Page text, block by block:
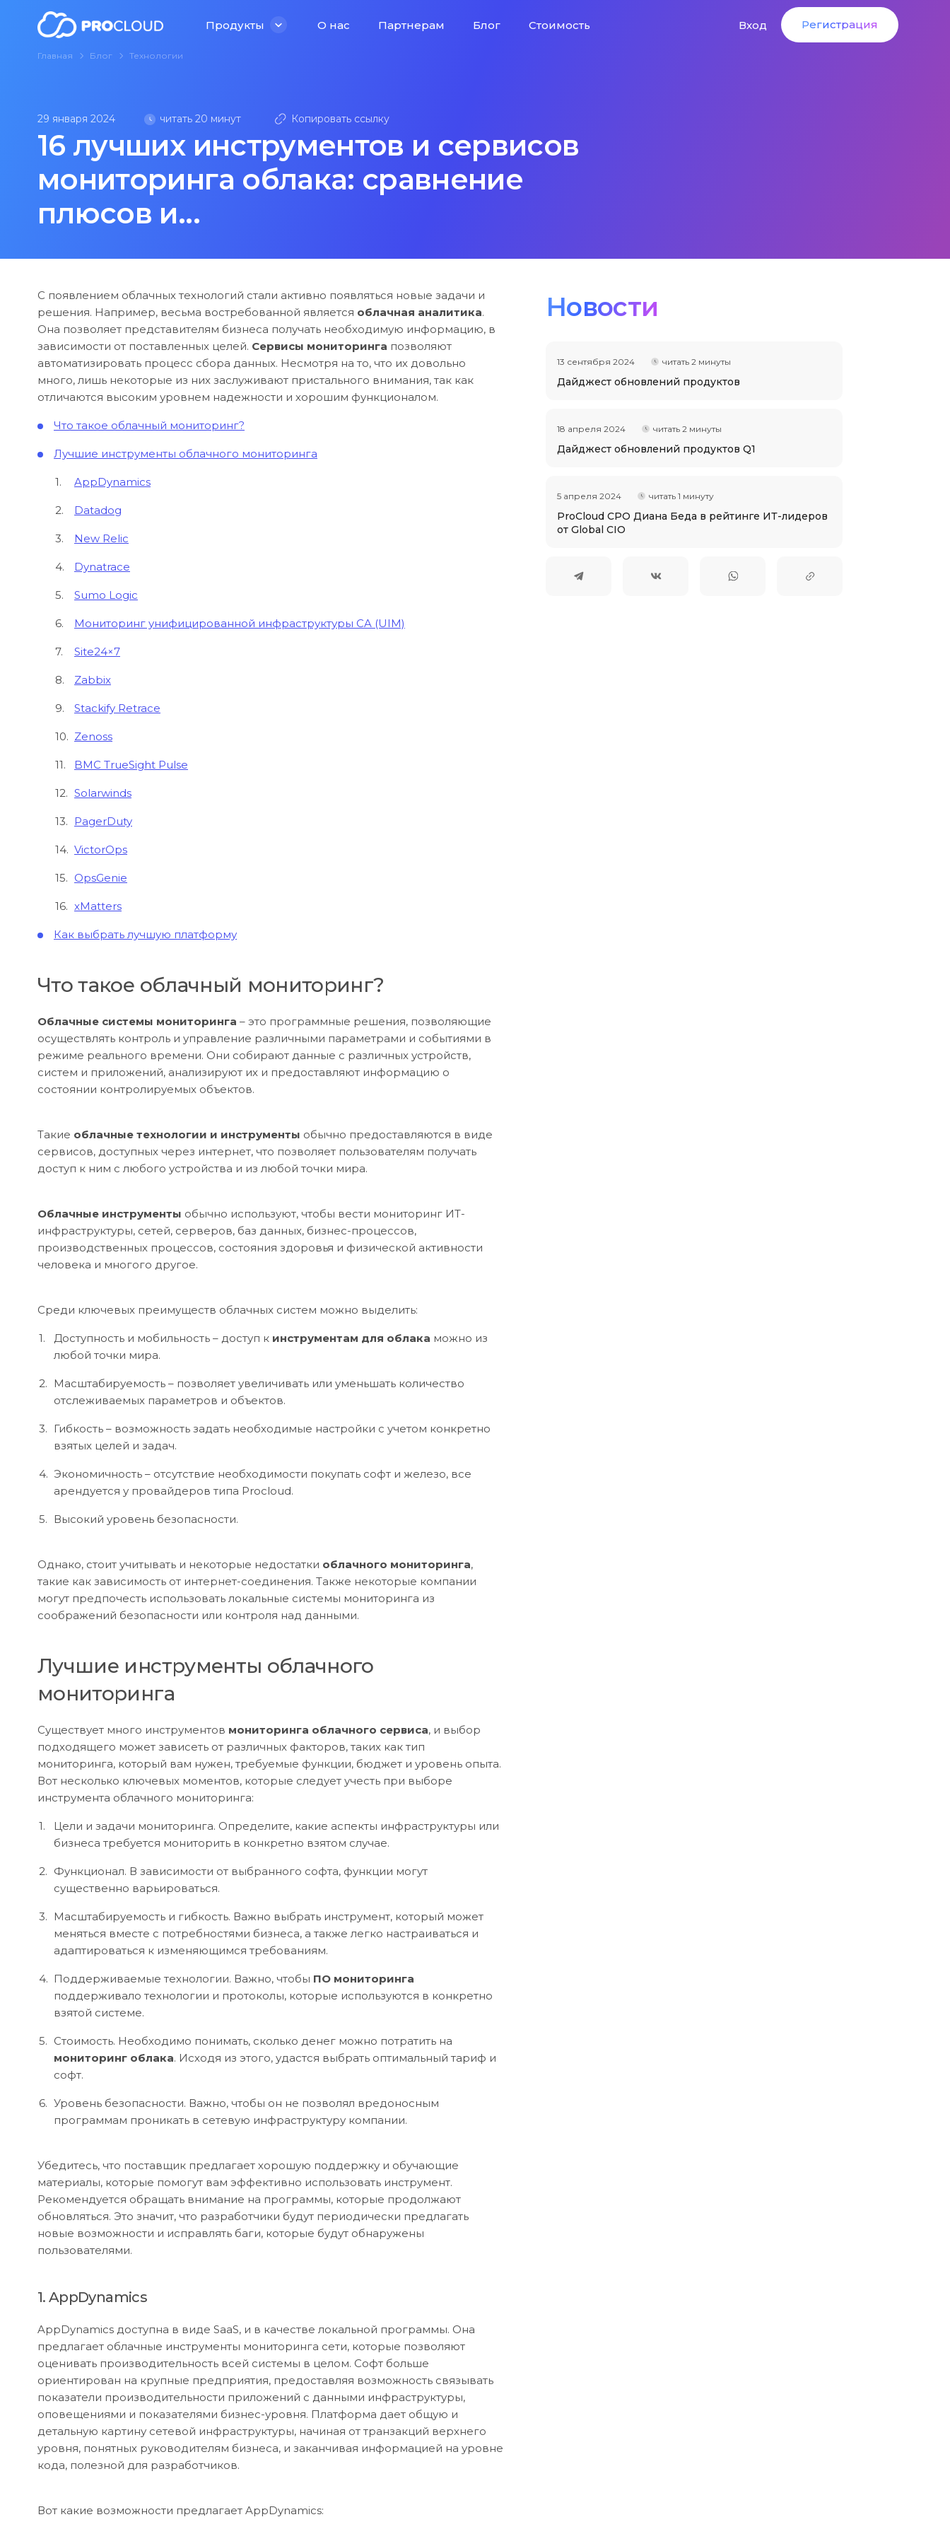
Продукты О нас Партнерам Блог Стоимость Вход Регистрация
Главная Блог Технологии
29 января 2024 читать 20 минут Копировать ссылку
16 лучших инструментов и сервисов
мониторинга облака: сравнение
плюсов и...
С появлением облачных технологий стали активно появляться новые задачи и
решения. Например, весьма востребованной является облачная аналитика.
Она позволяет представителям бизнеса получать необходимую информацию, в
зависимости от поставленных целей. Сервисы мониторинга позволяют
автоматизировать процесс сбора данных. Несмотря на то, что их довольно
много, лишь некоторые из них заслуживают пристального внимания, так как
отличаются высоким уровнем надежности и хорошим функционалом.
Что такое облачный мониторинг?
Лучшие инструменты облачного мониторинга
AppDynamics
Datadog
New Relic
Dynatrace
Sumo Logic
Мониторинг унифицированной инфраструктуры CA (UIM)
Site24×7
Zabbix
Stackify Retrace
Zenoss
BMC TrueSight Pulse
Solarwinds
PagerDuty
VictorOps
OpsGenie
xMatters
Как выбрать лучшую платформу
Что такое облачный мониторинг?
Облачные системы мониторинга – это программные решения, позволяющие
осуществлять контроль и управление различными параметрами и событиями в
режиме реального времени. Они собирают данные с различных устройств,
систем и приложений, анализируют их и предоставляют информацию о
состоянии контролируемых объектов.
Такие облачные технологии и инструменты обычно предоставляются в виде
сервисов, доступных через интернет, что позволяет пользователям получать
доступ к ним с любого устройства и из любой точки мира.
Облачные инструменты обычно используют, чтобы вести мониторинг ИТ-
инфраструктуры, сетей, серверов, баз данных, бизнес-процессов,
производственных процессов, состояния здоровья и физической активности
человека и многого другое.
Среди ключевых преимуществ облачных систем можно выделить:
Доступность и мобильность – доступ к инструментам для облака можно из
любой точки мира.
Масштабируемость – позволяет увеличивать или уменьшать количество
отслеживаемых параметров и объектов.
Гибкость – возможность задать необходимые настройки с учетом конкретно
взятых целей и задач.
Экономичность – отсутствие необходимости покупать софт и железо, все
арендуется у провайдеров типа Procloud.
Высокий уровень безопасности.
Однако, стоит учитывать и некоторые недостатки облачного мониторинга,
такие как зависимость от интернет-соединения. Также некоторые компании
могут предпочесть использовать локальные системы мониторинга из
соображений безопасности или контроля над данными.
Лучшие инструменты облачного
мониторинга
Существует много инструментов мониторинга облачного сервиса, и выбор
подходящего может зависеть от различных факторов, таких как тип
мониторинга, который вам нужен, требуемые функции, бюджет и уровень опыта.
Вот несколько ключевых моментов, которые следует учесть при выборе
инструмента облачного мониторинга:
Цели и задачи мониторинга. Определите, какие аспекты инфраструктуры или
бизнеса требуется мониторить в конкретно взятом случае.
Функционал. В зависимости от выбранного софта, функции могут
существенно варьироваться.
Масштабируемость и гибкость. Важно выбрать инструмент, который может
меняться вместе с потребностями бизнеса, а также легко настраиваться и
адаптироваться к изменяющимся требованиям.
Поддерживаемые технологии. Важно, чтобы ПО мониторинга
поддерживало технологии и протоколы, которые используются в конкретно
взятой системе.
Стоимость. Необходимо понимать, сколько денег можно потратить на
мониторинг облака. Исходя из этого, удастся выбрать оптимальный тариф и
софт.
Уровень безопасности. Важно, чтобы он не позволял вредоносным
программам проникать в сетевую инфраструктуру компании.
Убедитесь, что поставщик предлагает хорошую поддержку и обучающие
материалы, которые помогут вам эффективно использовать инструмент.
Рекомендуется обращать внимание на программы, которые продолжают
обновляться. Это значит, что разработчики будут периодически предлагать
новые возможности и исправлять баги, которые будут обнаружены
пользователями.
1. AppDynamics
AppDynamics доступна в виде SaaS, и в качестве локальной программы. Она
предлагает облачные инструменты мониторинга сети, которые позволяют
оценивать производительность всей системы в целом. Софт больше
ориентирован на крупные предприятия, предоставляя возможность связывать
показатели производительности приложений с данными инфраструктуры,
оповещениями и показателями бизнес-уровня. Платформа дает общую и
детальную картину сетевой инфраструктуры, начиная от транзакций верхнего
уровня, понятных руководителям бизнеса, и заканчивая информацией на уровне
кода, полезной для разработчиков.
Вот какие возможности предлагает AppDynamics:
Новости
13 сентября 2024 читать 2 минуты
Дайджест обновлений продуктов
18 апреля 2024 читать 2 минуты
Дайджест обновлений продуктов Q1
5 апреля 2024 читать 1 минуту
ProCloud CPO Диана Беда в рейтинге ИТ-лидеров
от Global CIO